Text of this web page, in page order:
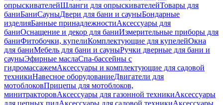
опрыскивателейШланги для опрыскивателейТовары для
баниБаниСауныДвери для бани и сауныБондарные
изделияБанные принадлежностиАксессуары для
баниОснащение и декор для баниИзмерительные приборы для
баниФитобочки, купелиКомплектующие для купелейОкна
для баниМебель для бани и сауныРучки дверные для бани и
сауныЭфирные маслаСпа-бассейны с
гидромассажемАксессуары и комплектующие для садовой
техникиНавесное оборудованиеДвигатели для
мотоблоковПрицепы для мотоблоков,
минитракторовАксессуары для газонной техникиАксессуары
для цепных пилАксессуары для садовой техникиАксессуары